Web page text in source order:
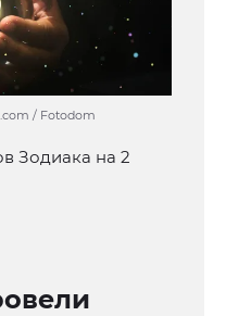
/ Fotodom
Зодиака на 2